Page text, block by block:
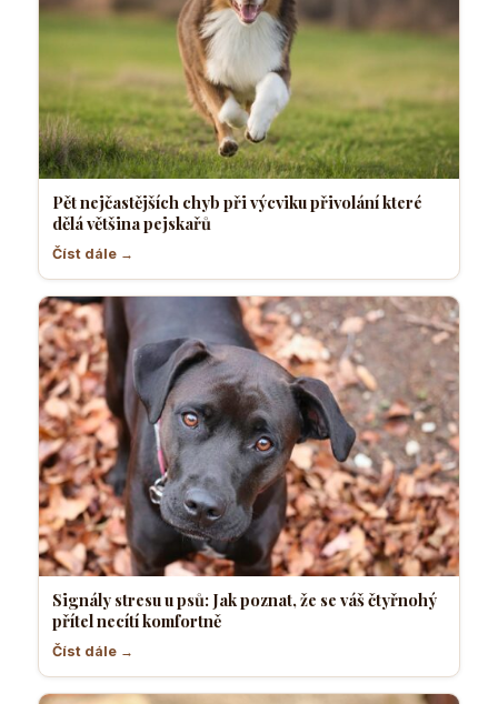
Pět nejčastějších chyb při výcviku přivolání které
dělá většina pejskařů
Číst dále →
Signály stresu u psů: Jak poznat, že se váš čtyřnohý
přítel necítí komfortně
Číst dále →